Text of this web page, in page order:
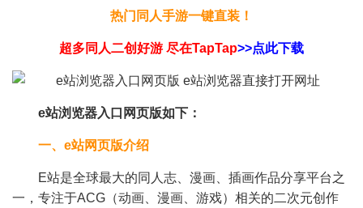
热门同人手游一键直装！
超多同人二创好游 尽在TapTap>>点此下载
e站浏览器入口网页版如下：
一、 e站网页版介绍
E站是全球最大的同人志、漫画、插画作品分享平台之
一，专注于ACG（动画、漫画、游戏）相关的二次元创作